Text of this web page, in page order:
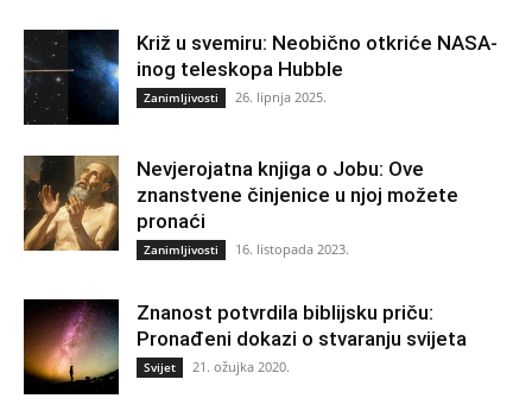
Križ u svemiru: Neobično otkriće NASA-
inog teleskopa Hubble
Zanimljivosti 26. lipnja 2025.
Nevjerojatna knjiga o Jobu: Ove
znanstvene činjenice u njoj možete
pronaći
Zanimljivosti 16. listopada 2023.
Znanost potvrdila biblijsku priču:
Pronađeni dokazi o stvaranju svijeta
Svijet 21. ožujka 2020.